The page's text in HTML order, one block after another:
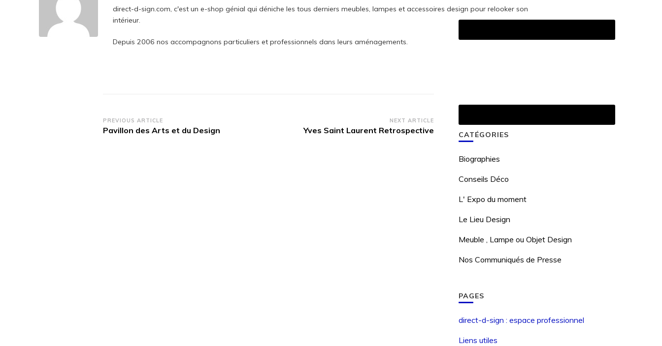
direct-d-sign.com, c'est un e-shop génial qui déniche les tous derniers meubles, lampes et accessoires design pour relooker son
intérieur.
Depuis 2006 nos accompagnons particuliers et professionnels dans leurs aménagements.
Post
Navigation
PREVIOUS ARTICLE
Pavillon des Arts et du Design
NEXT ARTICLE
Yves Saint Laurent Retrospective CATÉGORIES
Biographies
Conseils Déco
L' Expo du moment
Le Lieu Design
Meuble , Lampe ou Objet Design
Nos Communiqués de Presse
PAGES
direct-d-sign : espace professionnel
Liens utiles